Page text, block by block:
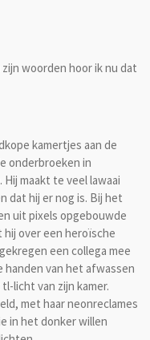
zijn woorden hoor ik nu dat
kamertjes aan de
onderbroeken in
maakt te veel lawaai
dat hij er nog is. Bij het
uit pixels opgebouwde
over een heroïsche
een collega mee
handen van het afwassen
licht van zijn kamer.
met haar neonreclames
in het donker willen